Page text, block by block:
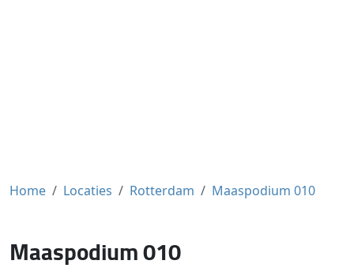
Home Locaties Rotterdam Maaspodium 010
Maaspodium 010